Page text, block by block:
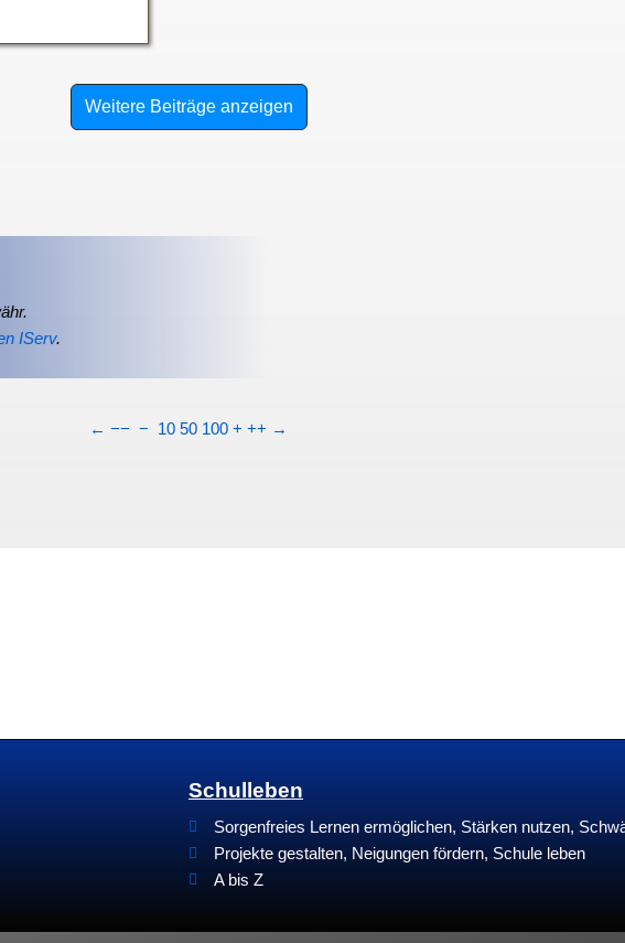
Weitere Beiträge anzeigen
IServ.
← −− − 10 50 100 + ++ →
Schulleben
Sorgenfreies Lernen ermöglichen, Stärken nutzen,
Projekte gestalten, Neigungen fördern, Schule leben
A bis Z